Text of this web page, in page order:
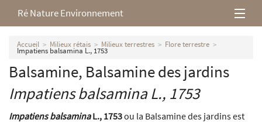
Ré Nature Environnement
L’association
Milieux rétais
Nos parutions
Accueil Milieux rétais Milieux terrestres Flore terrestre
Impatiens balsamina L., 1753
Balsamine, Balsamine des jardins
Impatiens balsaminaL., 1753
Impatiens balsaminaL., 1753ou la Balsamine des jardins est